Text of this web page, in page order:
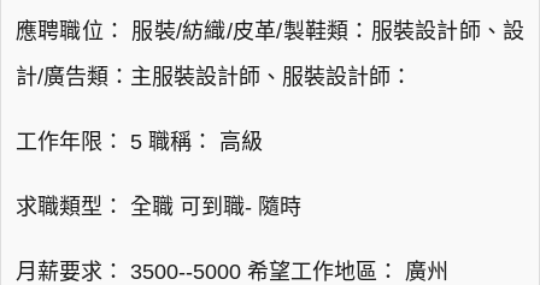
應聘職位： 服裝/紡織/皮革/製鞋類：服裝設計師、設
計/廣告類：主服裝設計師、服裝設計師：
工作年限： 5 職稱： 高級
求職類型： 全職 可到職- 隨時
月薪要求： 3500--5000 希望工作地區： 廣州